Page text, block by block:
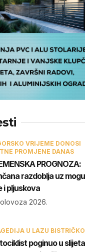
VRIJEME DONOSI
PROMJENE DANAS
PROGNOZA:
razdoblja uz
i pljuskova
2026.
U LAZU
poginuo u